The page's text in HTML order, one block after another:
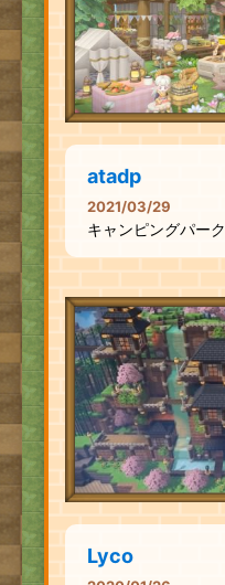
atadp
2021/03/29
キャンピングパーク
Lyco